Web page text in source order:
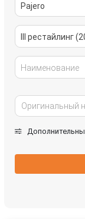
Pajero
III рестайлинг
Наименование